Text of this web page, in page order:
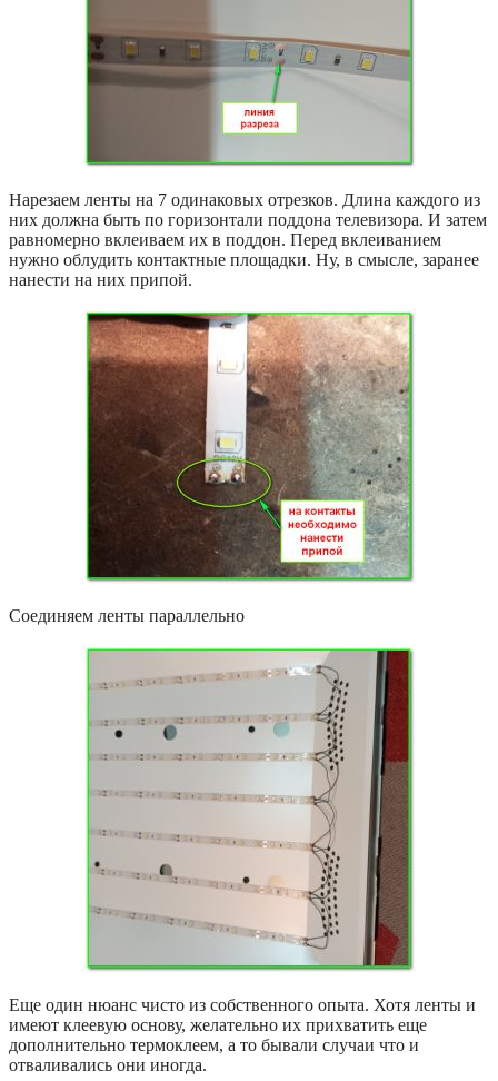
Нарезаем ленты на 7 одинаковых отрезков. Длина каждого из
них должна быть по горизонтали поддона телевизора. И затем
равномерно вклеиваем их в поддон. Перед вклеиванием
нужно облудить контактные площадки. Ну, в смысле, заранее
нанести на них припой.
Соединяем ленты параллельно
Еще один нюанс чисто из собственного опыта. Хотя ленты и
имеют клеевую основу, желательно их прихватить еще
дополнительно термоклеем, а то бывали случаи что и
отваливались они иногда.